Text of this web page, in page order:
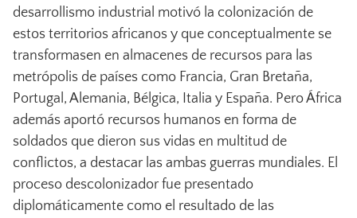
desarrollismo industrial motivó la colonización de
estos territorios africanos y que conceptualmente se
transformasen en almacenes de recursos para las
metrópolis de países como Francia, Gran Bretaña,
Portugal, Alemania, Bélgica, Italia y España. Pero África
además aportó recursos humanos en forma de
soldados que dieron sus vidas en multitud de
conflictos, a destacar las ambas guerras mundiales. El
proceso descolonizador fue presentado
diplomáticamente como el resultado de las